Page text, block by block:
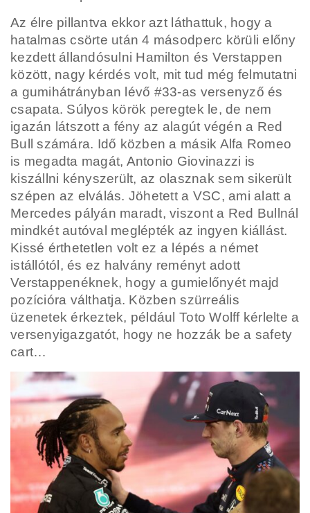
Az élre pillantva ekkor azt láthattuk, hogy a
hatalmas csörte után 4 másodperc körüli előny
kezdett állandósulni Hamilton és Verstappen
között, nagy kérdés volt, mit tud még felmutatni
a gumihátrányban lévő #33-as versenyző és
csapata. Súlyos körök peregtek le, de nem
igazán látszott a fény az alagút végén a Red
Bull számára. Idő közben a másik Alfa Romeo
is megadta magát, Antonio Giovinazzi is
kiszállni kényszerült, az olasznak sem sikerült
szépen az elválás. Jöhetett a VSC, ami alatt a
Mercedes pályán maradt, viszont a Red Bullnál
mindkét autóval meglépték az ingyen kiállást.
Kissé érthetetlen volt ez a lépés a német
istállótól, és ez halvány reményt adott
Verstappenéknek, hogy a gumielőnyét majd
pozícióra válthatja. Közben szürreális
üzenetek érkeztek, például Toto Wolff kérlelte a
versenyigazgatót, hogy ne hozzák be a safety
cart…